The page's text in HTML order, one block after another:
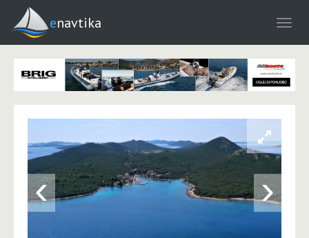
enavtika
‹ ›